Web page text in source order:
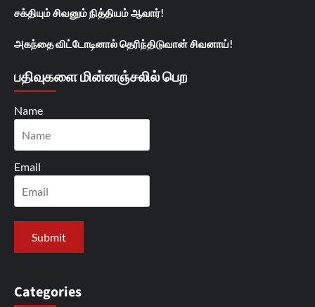
சக்தியும் சிவனும் நித்தியம் ஆவார்!
அகந்தை விட்டோடினால் தெரிந்திடுவான் சிவனாய்!
பதிவுகளை மின்னஞ்சலில் பெற
Name
Email
Categories